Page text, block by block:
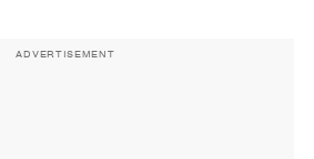
ADVERTISEMENT